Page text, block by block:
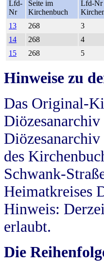
Lfd-
Nr
Seite im
Kirchenbuch
Lfd-Nr
13
268 3
14
268 4
15
268 5
Hinweise zu
Das Original-
des
Schwank-
Heimatkreises
Hinweis:
erlaubt.
Die